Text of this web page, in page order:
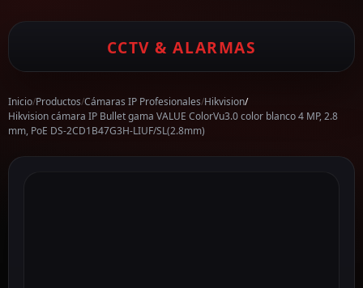
CCTV & ALARMAS
Inicio/Productos/Cámaras IP Profesionales/Hikvision/
Hikvision cámara IP Bullet gama VALUE ColorVu3.0 color blanco 4 MP, 2.8
mm, PoE DS-2CD1B47G3H-LIUF/SL(2.8mm)